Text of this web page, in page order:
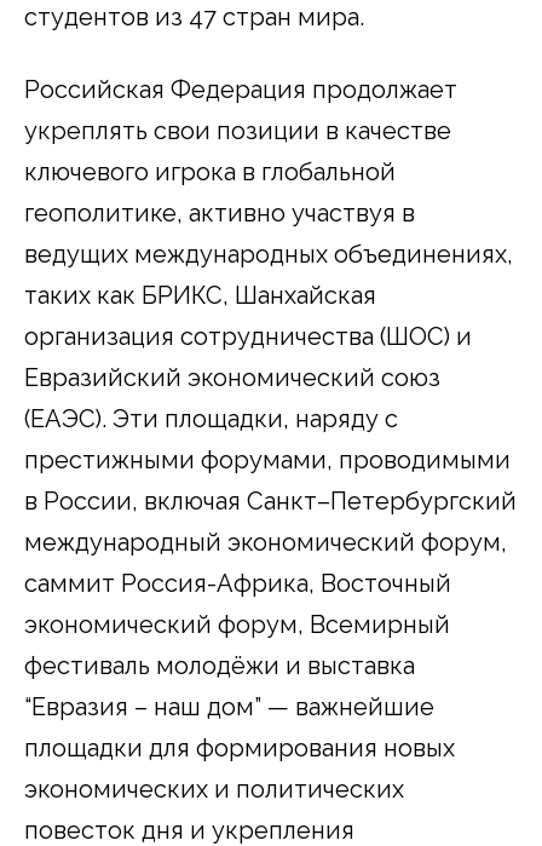
студентов из 47 стран мира.
Российская Федерация продолжает
укреплять свои позиции в качестве
ключевого игрока в глобальной
геополитике, активно участвуя в
ведущих международных объединениях,
таких как БРИКС, Шанхайская
организация сотрудничества (ШОС) и
Евразийский экономический союз
(ЕАЭС). Эти площадки, наряду с
престижными форумами, проводимыми
в России, включая Санкт–Петербургский
международный экономический форум,
саммит Россия-Африка, Восточный
экономический форум, Всемирный
фестиваль молодёжи и выставка
“Евразия – наш дом” — важнейшие
площадки для формирования новых
экономических и политических
повесток дня и укрепления